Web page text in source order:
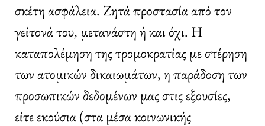
σκέτη ασφάλεια. Ζητά προστασία από τον
γείτονά του, μετανάστη ή και όχι. Η
καταπολέμηση της τρομοκρατίας με στέρηση
των ατομικών δικαιωμάτων, η παράδοση των
προσωπικών δεδομένων μας στις εξουσίες,
είτε εκούσια (στα μέσα κοινωνικής